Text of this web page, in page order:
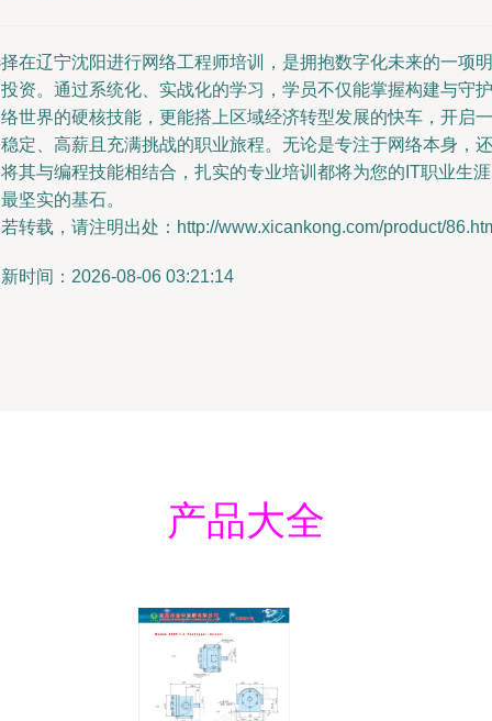
在辽宁沈阳进行网络工程师培训，是拥抱数字化未来的一项明
资。通过系统化、实战化的学习，学员不仅能掌握构建与守护
世界的硬核技能，更能搭上区域经济转型发展的快车，开启一
定、高薪且充满挑战的职业旅程。无论是专注于网络本身，还
其与编程技能相结合，扎实的专业培训都将为您的IT职业生
坚实的基石。
转载，请注明出处：http://www.xicankong.com/product/
时间：2026-08-06 03:21:14
产品大全